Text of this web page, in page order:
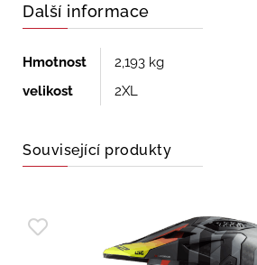
Další informace
Hmotnost
2,193 kg
velikost
2XL
Související produkty